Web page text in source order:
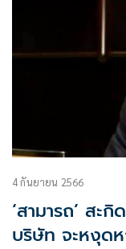
4 กันยายน 2566
‘สามารถ’ สะกิ
บริษัท จะหงุดห